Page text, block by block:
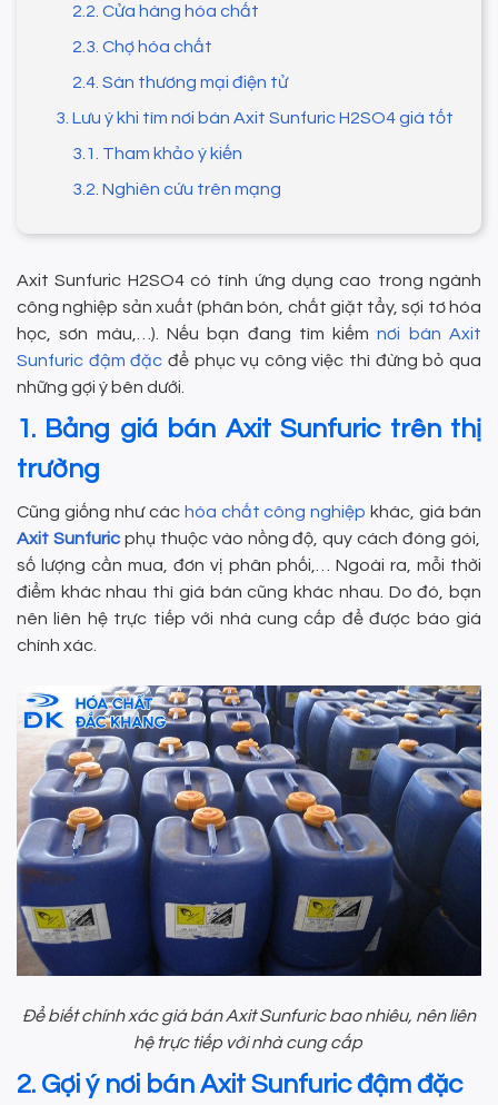
2.2. Cửa hàng hóa chất
2.3. Chợ hóa chất
2.4. Sàn thương mại điện tử
3. Lưu ý khi tìm nơi bán Axit Sunfuric H2SO4 giá tốt
3.1. Tham khảo ý kiến
3.2. Nghiên cứu trên mạng
Axit Sunfuric H2SO4 có tính ứng dụng cao trong ngành
công nghiệp sản xuất (phân bón, chất giặt tẩy, sợi tơ hóa
học, sơn màu,…). Nếu bạn đang tìm kiếmnơi bán Axit
Sunfuric đậm đặc để phục vụ công việc thì đừng bỏ qua
những gợi ý bên dưới.
1. Bảng giá bán Axit Sunfuric trên thị
trường
Cũng giống như các hóa chất công nghiệp khác, giá bán
Axit Sunfuricphụ thuộc vào nồng độ, quy cách đóng gói,
số lượng cần mua, đơn vị phân phối,… Ngoài ra, mỗi thời
điểm khác nhau thì giá bán cũng khác nhau. Do đó, bạn
nên liên hệ trực tiếp với nhà cung cấp để được báo giá
chính xác.
Để biết chính xác giá bán Axit Sunfuric bao nhiêu, nên liên
hệ trực tiếp với nhà cung cấp
2. Gợi ý nơi bán Axit Sunfuric đậm đặc